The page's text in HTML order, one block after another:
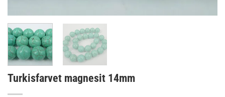
Turkisfarvet magnesit 14mm